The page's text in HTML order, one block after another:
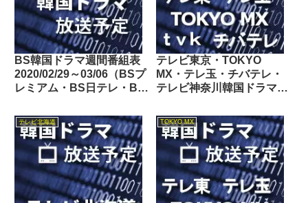
BS韓国ドラマ週間番組表
2020/02/29～03/06（BSプ
レミアム・BS日テレ・BS
東・BSフジ）
テレビ東京・TOKYO
MX・テレ玉・チバテレ・
テレビ神奈川韓国ドラマ週
09/26
テレビ北海道 TOKYO MX